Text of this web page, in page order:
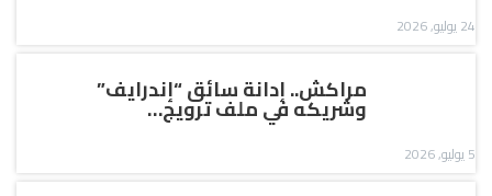
24 يوليو, 2026
مراكش.. إدانة سائق “إندرايف”
وشريكه في ملف ترويج…
5 يوليو, 2026